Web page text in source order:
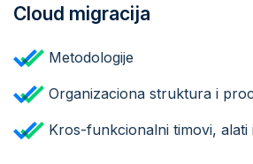
Cloud migracija
Metodologije
Organizaciona struktura i
Kros-funkcionalni timovi, alati